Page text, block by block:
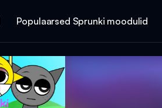
Populaarsed Sprunki moodulid